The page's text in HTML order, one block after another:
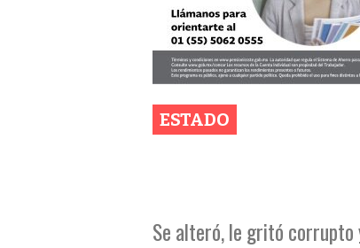
ESTADO
Se alteró, le gritó corrupto